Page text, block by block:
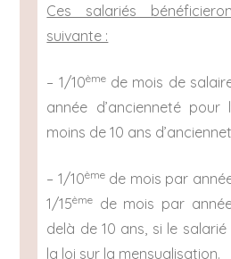
Ces salariés
suivante :
– 1/10èmede mois de
année d’ancienneté
moins de 10 ans
– 1/10èmede mois par
1/15ème de mois par
delà de 10 ans, si le
la loi sur la mensualisation.